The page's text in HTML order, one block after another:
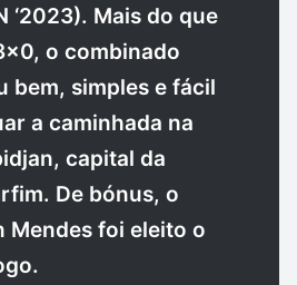
‘2023). Mais do que
o combinado
bem, simples e fácil
a caminhada na
capital da
De bónus, o
Mendes foi eleito o